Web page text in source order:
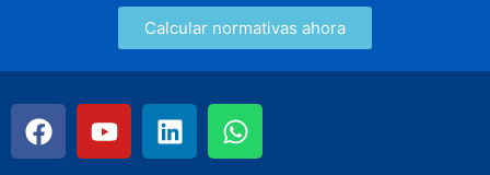
Calcular normativas ahora